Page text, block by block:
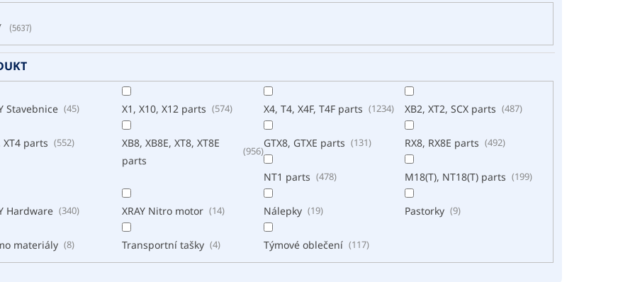
5637
Stavebnice 45 X1, X10, X12 parts 574 X4, T4, X4F, T4F parts 1234 XB2, XT2, SCX parts 487
XT4 parts 552
XB8, XB8E, XT8, XT8E
parts
956
GTX8, GTXE parts 131 RX8, RX8E parts 492
NT1 parts 478 M18(T), NT18(T) parts 199
Hardware 340 XRAY Nitro motor 14 Nálepky 19 Pastorky 9
materiály 8 Transportní tašky 4 Týmové oblečení 117